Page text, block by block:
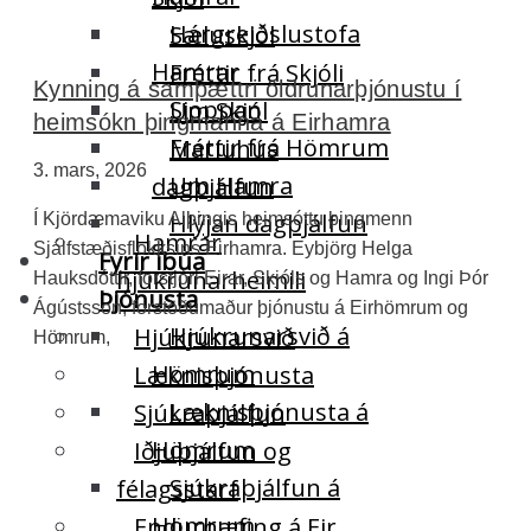
Hárgreiðslustofa
Hamrar
Sjoppan
Fréttir frá Hömrum
Um Hamra
Hlýjan dagþjálfun
Fyrir íbúa
Þjónusta
Hjúkrunarsvið
Læknisþjónusta
Sjúkraþjálfun
Iðjuþjálfun og
félagsstarf
Sæluskjól
Fréttir frá Skjóli
Um Skjól
Maríuhús
dagþjálfun
Hamrar
hjúkrunarheimili
Hjúkrunarsvið á
Hömrum
Læknisþjónusta á
Hömrum
Sjúkraþjálfun á
Kynning á samþættri öldrunarþjónustu í
heimsókn þingmanna á Eirhamra
3. mars, 2026
Í Kjördæmaviku Alþingis heimsóttu þingmenn
Sjálfstæðisflokksins Eirhamra. Eybjörg Helga
Hauksdóttir, forstjóri Eirar, Skjóls og Hamra og Ingi Þór
Ágústsson, forstöðumaður þjónustu á Eirhömrum og
Hömrum,